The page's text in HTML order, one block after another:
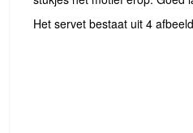
Het servet bestaat uit 4